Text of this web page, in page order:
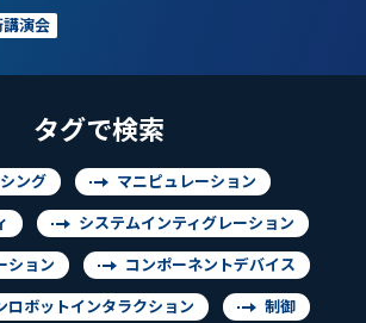
講演会
タグで検索
ング マニピュレーション
システムインティグレーション
ション コンポーネントデバイス
ロボットインタラクション 制御